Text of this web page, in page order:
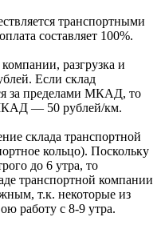
транспортными
составляет 100%.
разгрузка и
Если склад
за пределами МКАД, то
МКАД — 50 рублей/км.
склада транспортной
кольцо). Поскольку
до 6 утра, то
транспортной компании
т.к. некоторые из
работу с 8-9 утра.